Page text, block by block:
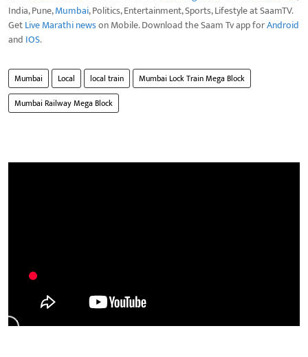
India, Pune,Mumbai, Politics, Entertainment, Sports, Lifestyle at SaamTV.
GetLive Marathi newson Mobile. Download the Saam Tv app forAndroid
and IOS.
Mumbai Local local train
Mumbai Lock Train Mega Block
Mumbai Railway Mega Block